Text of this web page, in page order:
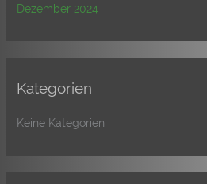
Dezember 2024
Kategorien
Keine Kategorien